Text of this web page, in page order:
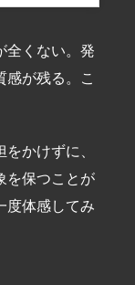
全くない。発
が残る。こ
かけずに、
を保つことが
度体感してみ